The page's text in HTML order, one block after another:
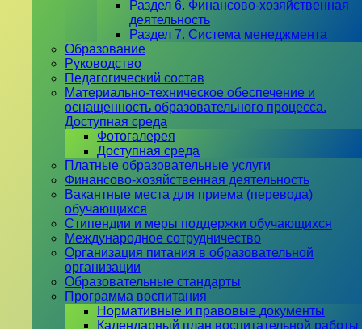
Раздел 6. Финансово-хозяйственная
деятельность
Раздел 7. Система менеджмента
Образование
Руководство
Педагогический состав
Материально-техническое обеспечение и
оснащенность образовательного процесса.
Доступная среда
Фотогалерея
Доступная среда
Платные образовательные услуги
Финансово-хозяйственная деятельность
Вакантные места для приема (перевода)
обучающихся
Стипендии и меры поддержки обучающихся
Международное сотрудничество
Организация питания в образовательной
организации
Образовательные стандарты
Программа воспитания
Нормативные и правовые документы
Календарный план воспитательной работы